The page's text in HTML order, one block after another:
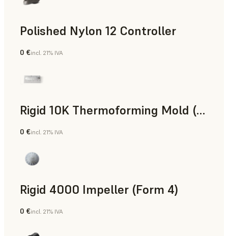
Polished Nylon 12 Controller
Polvo para SLS
0 €incl. 21% IVA
Rigid 10K Thermoforming Mold (Form 4)
Ingeniería
0 €incl. 21% IVA
Rigid 4000 Impeller (Form 4)
Ingeniería
0 €incl. 21% IVA